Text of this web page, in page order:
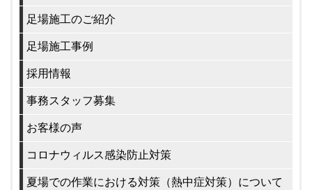
足場施工のご紹介
足場施工事例
採用情報
事務スタッフ募集
お客様の声
コロナウィルス感染防止対策
夏場での作業における対策（熱中症対策）について